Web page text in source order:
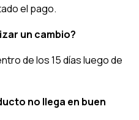
el pago.
un cambio?
de los 15 días luego de
no llega en buen